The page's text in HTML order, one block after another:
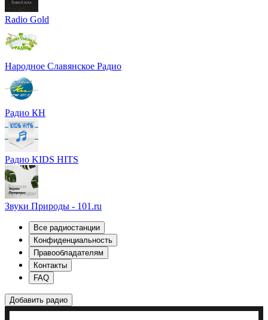
Radio Gold
Народное Славянское Радио
Радио КН
Радио KIDS HITS
Звуки Природы - 101.ru
Все радиостанции
Конфиденциальность
Правообладателям
Контакты
FAQ
Добавить радио